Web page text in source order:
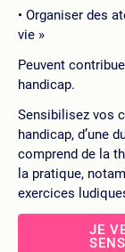
Organiser des
vie »
Peuvent
handicap.
Sensibilisez vos
handicap, d’une
comprend de la
la pratique,
exercices
JE